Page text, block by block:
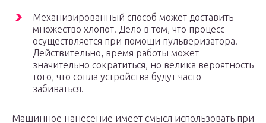
Механизированный способ может доставить
множество хлопот. Дело в том, что процесс
осуществляется при помощи пульверизатора.
Действительно, время работы может
значительно сократиться, но велика вероятность
того, что сопла устройства будут часто
забиваться.
Машинное нанесение имеет смысл использовать при